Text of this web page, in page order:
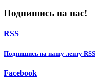
Подпишись на нас!
RSS
Подпишиcь на нашу ленту RSS
Facebook